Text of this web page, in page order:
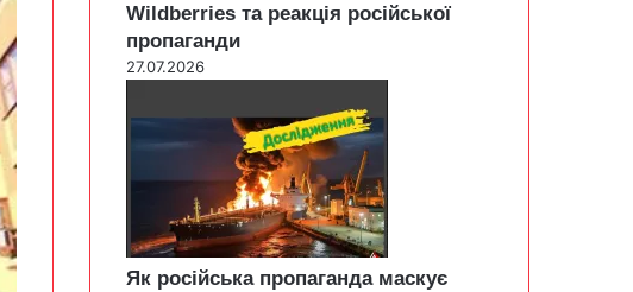
Wildberries та реакція російської
пропаганди
27.07.2026
Як російська пропаганда маскує